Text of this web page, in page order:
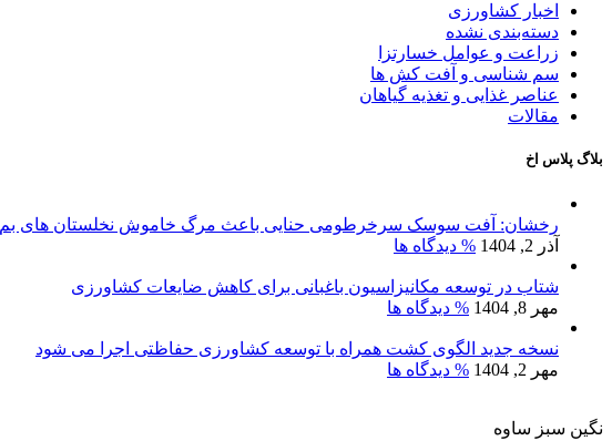
اخبار کشاورزی
دسته‌بندی نشده
زراعت و عوامل خسارتزا
سم شناسی و آفت کش ها
عناصر غذایی و تغذیه گیاهان
مقالات
بلاگ پلاس اخ
رخشان: آفت سوسک سرخرطومی حنایی باعث مرگ خاموش نخلستان های
آذر 2, 1404
% دیدگاه ها
شتاب در توسعه مکانیزاسیون باغبانی برای کاهش ضایعات کشاورزی
مهر 8, 1404
% دیدگاه ها
نسخه جدید الگوی کشت همراه با توسعه کشاورزی حفاظتی اجرا می شود
مهر 2, 1404
% دیدگاه ها
نگین سبز ساوه